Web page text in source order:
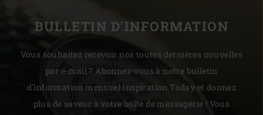
BULLETIN D'INFORMATION
Vous souhaitez recevoir nos toutes dernières nouvelles
par e-mail ? Abonnez-vous à notre bulletin
d'information mensuel Inspiration Today et donnez
plus de saveur à votre boîte de messagerie ! Vous